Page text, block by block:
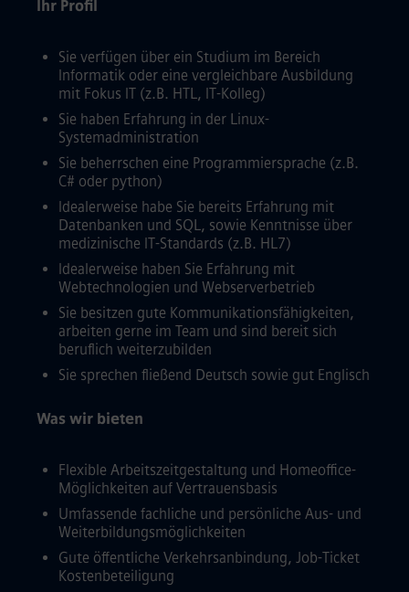
Ihr Profil
Sie verfügen über ein Studium im Bereich
Informatik oder eine vergleichbare Ausbildung
mit Fokus IT (z.B. HTL, IT-Kolleg)
Sie haben Erfahrung in der Linux-
Systemadministration
Sie beherrschen eine Programmiersprache (z.B.
C# oder python)
Idealerweise habe Sie bereits Erfahrung mit
Datenbanken und SQL, sowie Kenntnisse über
medizinische IT-Standards (z.B. HL7)
Idealerweise haben Sie Erfahrung mit
Webtechnologien und Webserverbetrieb
Sie besitzen gute Kommunikationsfähigkeiten,
arbeiten gerne im Team und sind bereit sich
beruflich weiterzubilden
Sie sprechen fließend Deutsch sowie gut Englisch
Was wir bieten
Flexible Arbeitszeitgestaltung und Homeoffice-
Möglichkeiten auf Vertrauensbasis
Umfassende fachliche und persönliche Aus- und
Weiterbildungsmöglichkeiten
Gute öffentliche Verkehrsanbindung, Job-Ticket
Kostenbeteiligung